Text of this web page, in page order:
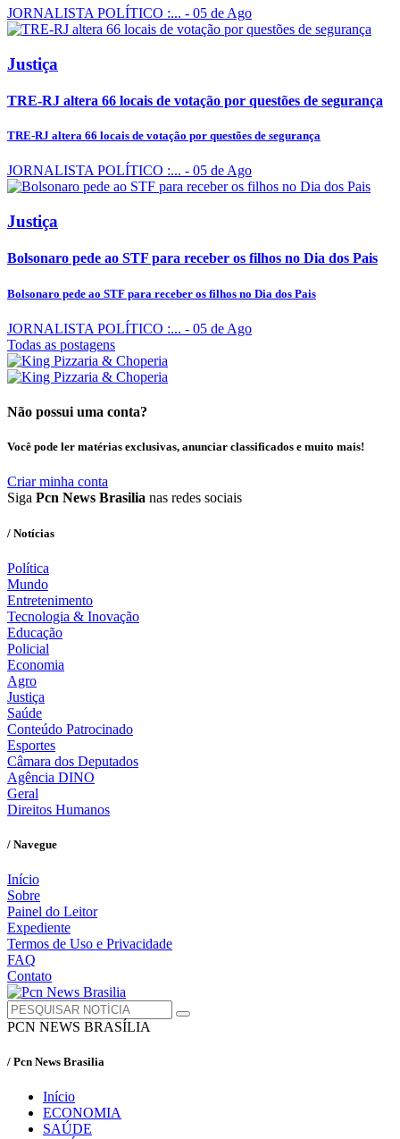
JORNALISTA POLÍTICO :... - 05 de Ago
Justiça
TRE-RJ altera 66 locais de votação por questões de segurança
TRE-RJ altera 66 locais de votação por questões de segurança
JORNALISTA POLÍTICO :... - 05 de Ago
Justiça
Bolsonaro pede ao STF para receber os filhos no Dia dos Pais
Bolsonaro pede ao STF para receber os filhos no Dia dos Pais
JORNALISTA POLÍTICO :... - 05 de Ago
Todas as postagens
Não possui uma conta?
Você pode ler matérias exclusivas, anunciar classificados e muito mais!
Criar minha conta
Siga Pcn News Brasilia nas redes sociais
/ Notícias
Política
Mundo
Entretenimento
Tecnologia & Inovação
Educação
Policial
Economia
Agro
Justiça
Saúde
Conteúdo Patrocinado
Esportes
Câmara dos Deputados
Agência DINO
Geral
Direitos Humanos
/ Navegue
Início
Sobre
Painel do Leitor
Expediente
Termos de Uso e Privacidade
FAQ
Contato
PCN NEWS BRASÍLIA
/ Pcn News Brasilia
Início
ECONOMIA
SAÚDE